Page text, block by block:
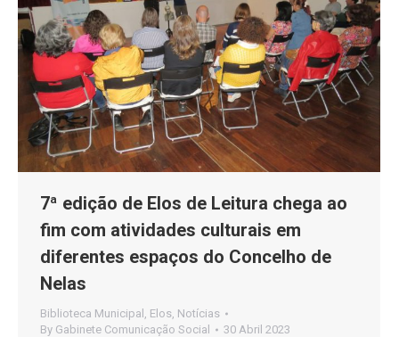
7ª edição de Elos de Leitura chega ao
fim com atividades culturais em
diferentes espaços do Concelho de
Nelas
Biblioteca Municipal Elos Notícias
By Gabinete Comunicação Social 30 Abril 2023